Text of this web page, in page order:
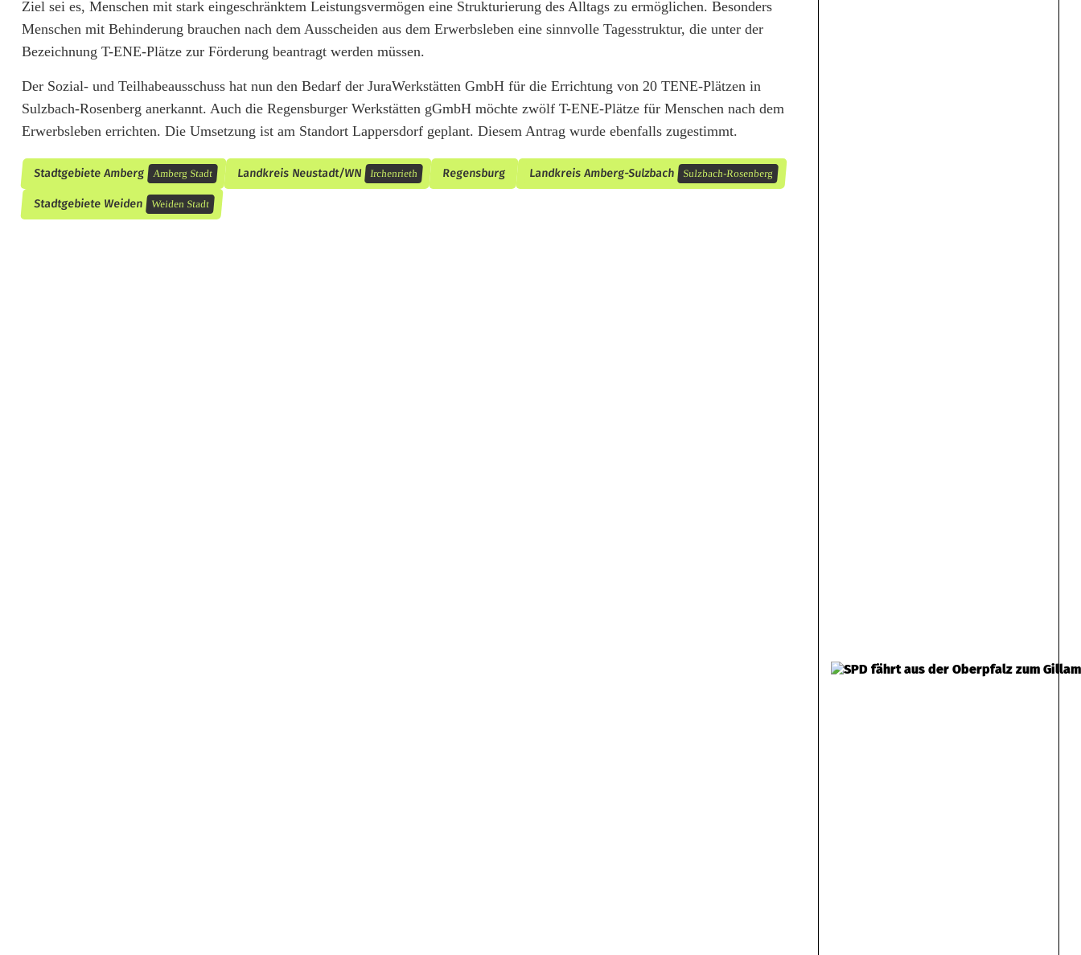
t
B
e
h
i
n
d
Ziel sei es, Menschen mit stark eingeschränktem Leistungsvermögen eine Strukturierung des Alltags zu ermöglichen. Besonders
Menschen mit Behinderung brauchen nach dem Ausscheiden aus dem Erwerbsleben eine sinnvolle Tagesstruktur, die unter der
Bezeichnung T-ENE-Plätze zur Förderung beantragt werden müssen.
Der Sozial- und Teilhabeausschuss hat nun den Bedarf der JuraWerkstätten GmbH für die Errichtung von 20 TENE-Plätzen in
Sulzbach-Rosenberg anerkannt. Auch die Regensburger Werkstätten gGmbH möchte zwölf T-ENE-Plätze für Menschen nach dem
Erwerbsleben errichten. Die Umsetzung ist am Standort Lappersdorf geplant. Diesem Antrag wurde ebenfalls zugestimmt.
Stadtgebiete Amberg Amberg Stadt Landkreis Neustadt/WN Irchenrieth Regensburg Landkreis Amberg-Sulzbach Sulzbach-Rosenberg
Stadtgebiete Weiden Weiden Stadt